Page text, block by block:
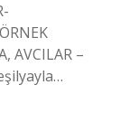
AVCILAR –